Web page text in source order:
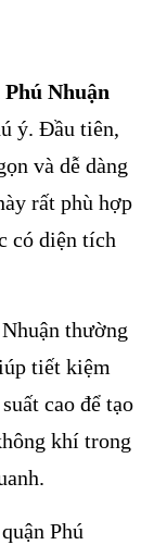
Nhuận
ý. Đầu tiên,
và dễ dàng
rất phù hợp
có diện tích
thường
tiết kiệm
cao để tạo
khí trong
Phú